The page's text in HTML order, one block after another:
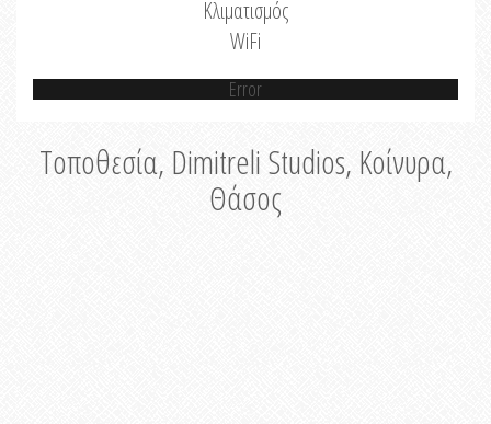
Κλιματισμός
WiFi
Error
Τοποθεσία, Dimitreli Studios, Κοίνυρα,
Θάσος